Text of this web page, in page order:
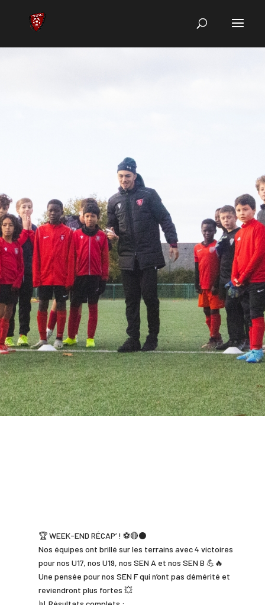
🏆 WEEK-END RÉCAP’ ! ⚽️🔴⚫️
Nos équipes ont brillé sur les terrains avec 4 victoires
pour nos U17, nos U19, nos SEN A et nos SEN B 💪🔥
Une pensée pour nos SEN F qui n’ont pas démérité et
reviendront plus fortes 💥